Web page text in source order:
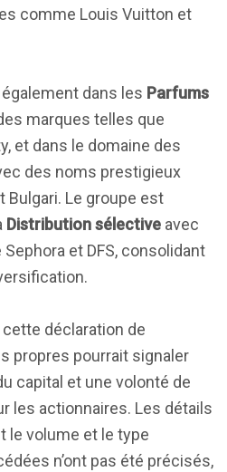
comme Louis Vuitton et
dans les Parfums
marques telles que
et dans le domaine des
des noms prestigieux
Bulgari. Le groupe est
Distribution sélective avec
et DFS, consolidant
déclaration de
propres pourrait signaler
capital et une volonté de
les actionnaires. Les détails
le volume et le type
n’ont pas été précisés,